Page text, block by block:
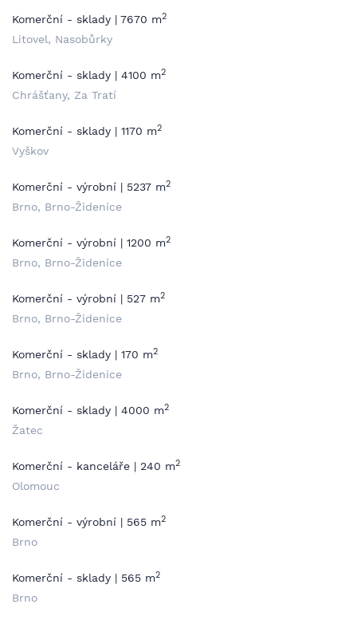
Komerční - sklady | 7670 m2
Litovel, Nasobůrky
Komerční - sklady | 4100 m2
Chrášťany, Za Tratí
Komerční - sklady | 1170 m2
Vyškov
Komerční - výrobní | 5237 m2
Brno, Brno-Židenice
Komerční - výrobní | 1200 m2
Brno, Brno-Židenice
Komerční - výrobní | 527 m2
Brno, Brno-Židenice
Komerční - sklady | 170 m2
Brno, Brno-Židenice
Komerční - sklady | 4000 m2
Žatec
Komerční - kanceláře | 240 m2
Olomouc
Komerční - výrobní | 565 m2
Brno
Komerční - sklady | 565 m2
Brno